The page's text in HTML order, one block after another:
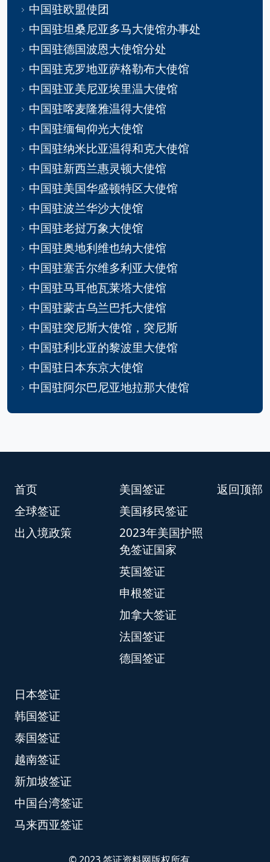
中国驻欧盟使团
中国驻坦桑尼亚多马大使馆办事处
中国驻德国波恩大使馆分处
中国驻克罗地亚萨格勒布大使馆
中国驻亚美尼亚埃里温大使馆
中国驻喀麦隆雅温得大使馆
中国驻缅甸仰光大使馆
中国驻纳米比亚温得和克大使馆
中国驻新西兰惠灵顿大使馆
中国驻美国华盛顿特区大使馆
中国驻波兰华沙大使馆
中国驻老挝万象大使馆
中国驻奥地利维也纳大使馆
中国驻塞舌尔维多利亚大使馆
中国驻马耳他瓦莱塔大使馆
中国驻蒙古乌兰巴托大使馆
中国驻突尼斯大使馆，突尼斯
中国驻利比亚的黎波里大使馆
中国驻日本东京大使馆
中国驻阿尔巴尼亚地拉那大使馆
返回顶部
首页
全球签证
出入境政策
美国签证
美国移民签证
2023年美国护照
免签证国家
英国签证
申根签证
加拿大签证
法国签证
德国签证
日本签证
韩国签证
泰国签证
越南签证
新加坡签证
中国台湾签证
马来西亚签证